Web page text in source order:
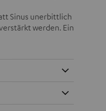
Sinus unerbittlich
werden. Ein